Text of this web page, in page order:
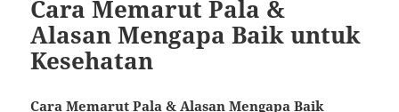
Cara Memarut Pala &
Alasan Mengapa Baik untuk
Kesehatan
Cara Memarut Pala & Alasan Mengapa Baik